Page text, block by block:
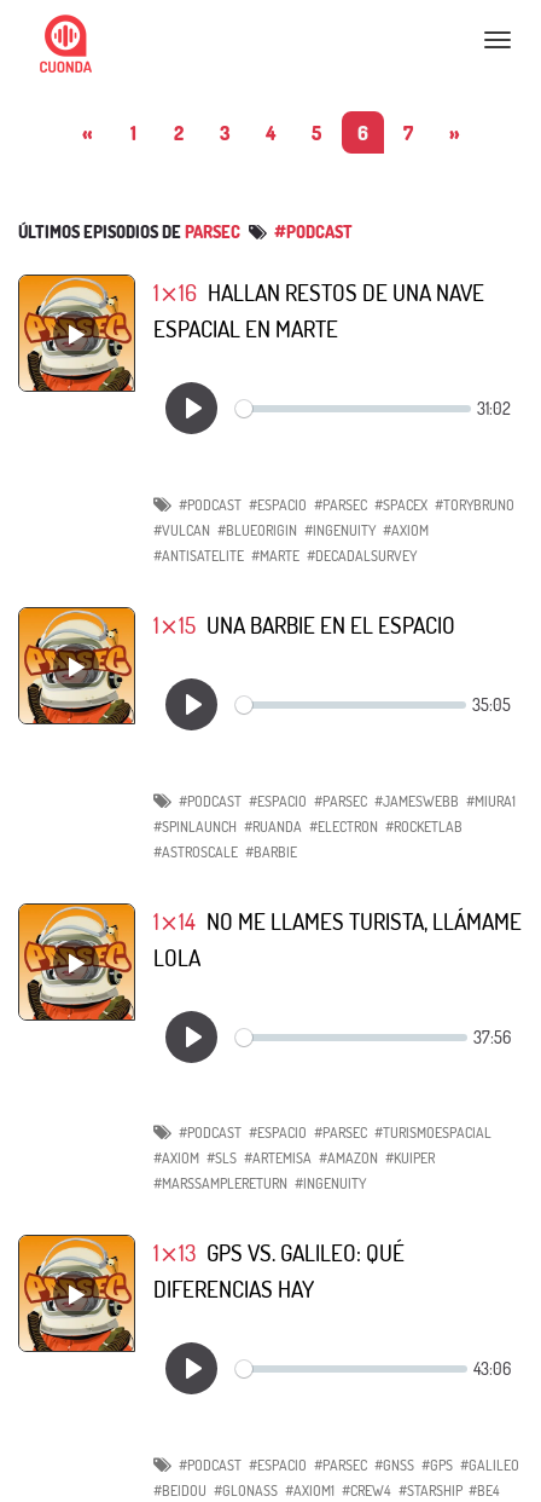
Nav
« 1 2 3 4 5 6 7 »
ÚLTIMOS EPISODIOS DEPARSEC #PODCAST
1⨯16 HALLAN RESTOS DE UNA NAVE
ESPACIAL EN MARTE
#PODCAST #ESPACIO #PARSEC #SPACEX #TORYBRUNO
#VULCAN #BLUEORIGIN #INGENUITY #AXIOM
#ANTISATELITE #MARTE #DECADALSURVEY
1⨯15 UNA BARBIE EN EL ESPACIO
#PODCAST #ESPACIO #PARSEC #JAMESWEBB #MIURA1
#SPINLAUNCH #RUANDA #ELECTRON #ROCKETLAB
#ASTROSCALE #BARBIE
1⨯14 NO ME LLAMES TURISTA, LLÁMAME
LOLA
#PODCAST #ESPACIO #PARSEC #TURISMOESPACIAL
#AXIOM #SLS #ARTEMISA #AMAZON #KUIPER
#MARSSAMPLERETURN #INGENUITY
1⨯13 GPS VS. GALILEO: QUÉ
DIFERENCIAS HAY
#PODCAST #ESPACIO #PARSEC #GNSS #GPS #GALILEO
#BEIDOU #GLONASS #AXIOM1 #CREW4 #STARSHIP #BE4